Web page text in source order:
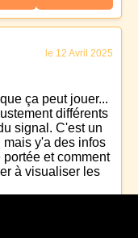
le 12 Avril 2025
ça peut jouer...
différents
signal. C'est un
y'a des infos
et comment
à visualiser les